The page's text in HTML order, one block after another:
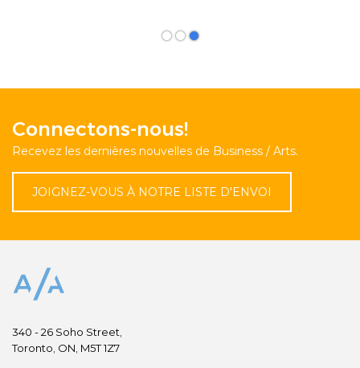
Connectons-nous!
Recevez les dernières nouvelles de Business / Arts.
JOIGNEZ-VOUS À NOTRE LISTE D'ENVOI
340 - 26 Soho Street,
Toronto, ON, M5T 1Z7